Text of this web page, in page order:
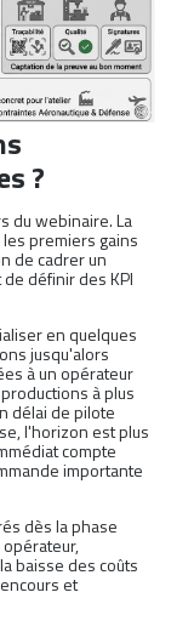
?
du webinaire. La
premiers gains
de cadrer un
définir des KPI
en quelques
jusqu'alors
à un opérateur
à plus
délai de pilote
l'horizon est plus
compte
importante
dès la phase
baisse des coûts
et